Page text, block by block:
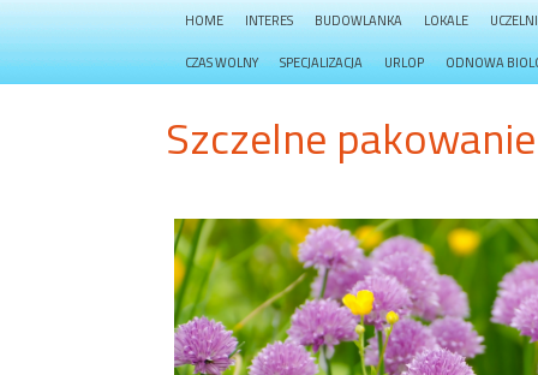
HOME INTERES BUDOWLANKA LOKALE
CZAS WOLNY SPECJALIZACJA URLOP ODNOWA
Szczelne